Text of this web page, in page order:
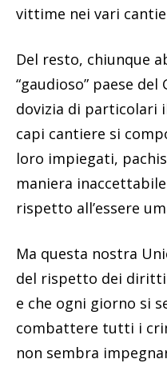
vittime nei vari
Del resto, chiunque
“gaudioso” paese
dovizia di particolari
capi cantiere si
loro impiegati,
maniera
rispetto all’essere
Ma questa nostra
del rispetto dei diritti
e che ogni giorno si
combattere tutti i
non sembra